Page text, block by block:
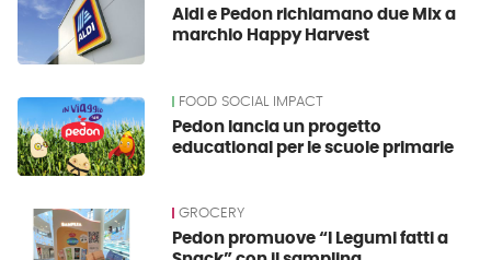
Aldi e Pedon richiamano due Mix a
marchio Happy Harvest
FOOD SOCIAL IMPACT
Pedon lancia un progetto
educational per le scuole primarie
GROCERY
Pedon promuove “I Legumi fatti a